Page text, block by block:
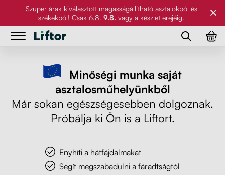
Szuper árak kiválasztott magasságállítható asztalokból és
székekből! Csak 6.8. 9.8. vagy a készlet erejéig.
Asztallábak
Íróasztalok és étkezőasztalok
Asztallapok
Forgószék
Referenciák
Szék
Kiegészítők
Minőségi munka saját
asztalosműhelyünkből
Már sokan egészségesebben dolgoznak.
Próbálja ki Ön is a Liftort.
Enyhíti a hátfájdalmakat
Segít megszabadulni a fáradtságtól